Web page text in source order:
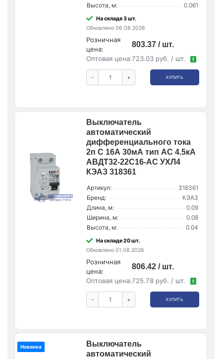
Высота, м:
0.061
На складе 3 шт.
Обновлено 06.08.2026
Розничная
цена:
803.37 / шт.
Оптовая цена:723.03 руб. / шт. !
- + КУПИТЬ
Выключатель
автоматический
дифференциального тока
2п C 16А 30мА тип AC 4.5кА
АВДТ32-22C16-AC УХЛ4
КЭАЗ 318361
Артикул:
318361
Бренд:
КЭАЗ
Длина, м:
0.09
Ширина, м:
0.08
Высота, м:
0.04
На складе 20 шт.
Обновлено 01.08.2026
Розничная
цена:
806.42 / шт.
Оптовая цена:725.78 руб. / шт. !
- + КУПИТЬ
Новинка
Выключатель
автоматический